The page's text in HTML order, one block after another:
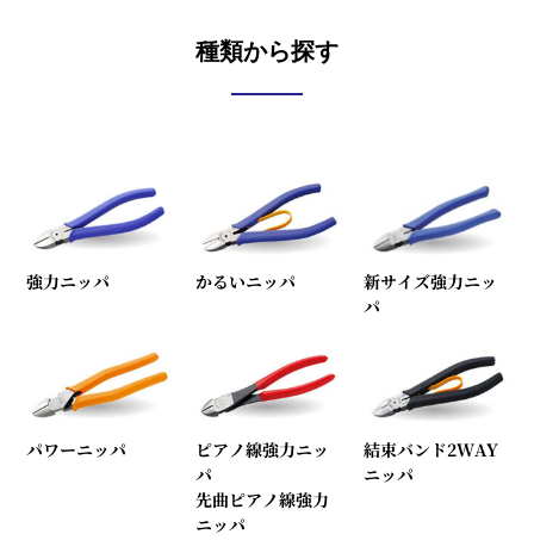
種類から探す
強力ニッパ かるいニッパ
新サイズ強力ニッ
パ
パワーニッパ
ピアノ線強力ニッ
パ
先曲ピアノ線強力
ニッパ
結束バンド2WAY
ニッパ